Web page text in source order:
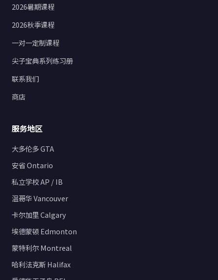
2026暑期课程
2026秋季课程
一对一定制课程
尖子宝典系列练习册
联系我们
商店
服务地区
大多伦多 GTA
安省 Ontario
私立学校 AP / IB
温哥华 Vancouver
卡尔加里 Calgary
埃德蒙顿 Edmonton
蒙特利尔 Montreal
哈利法克斯 Halifax